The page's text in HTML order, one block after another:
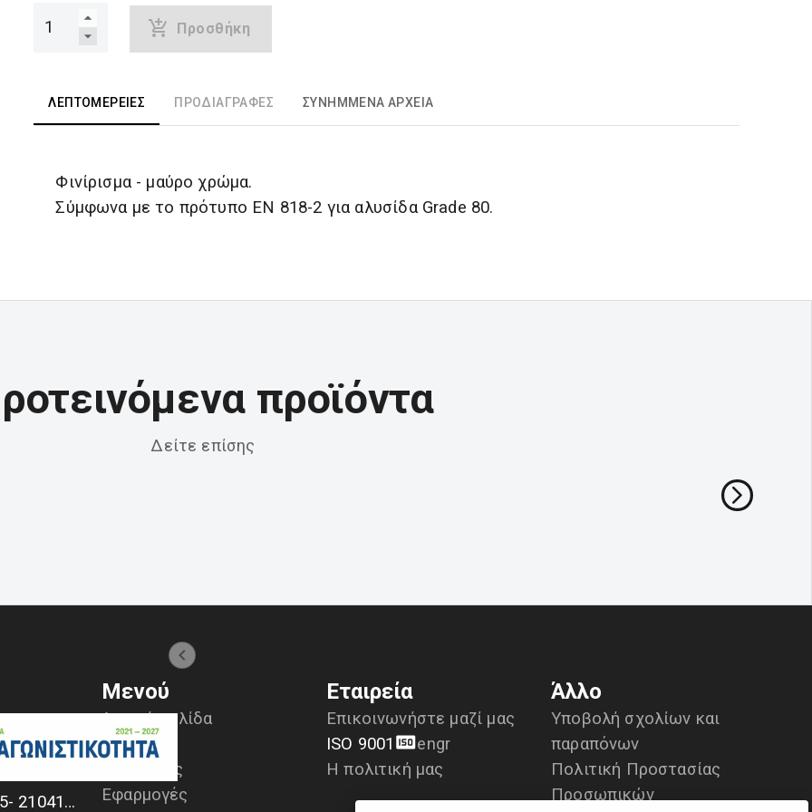
Προσθήκη
ΛΕΠΤΟΜΈΡΕΙΕΣ ΠΡΟΔΙΑΓΡΑΦΈΣ ΣΥΝΗΜΜΈΝΑ ΑΡΧΕΊΑ
Φινίρισμα - μαύρο χρώμα.
Σύμφωνα με το πρότυπο EN 818-2 για αλυσίδα Grade 80.
προϊόντα
Δείτε επίσης
+30 2104170709 - 2104175729- 2104111335- 2104127501
Μενού
Αρχική σελίδα
Προϊόντα
Υπηρεσίες
Εφαρμογές
Εταιρεία
Επικοινωνήστε μαζί μας
ISO 9001
engr
Η πολιτική μας
Άλλο
Υποβολή σχολίων και
παραπόνων
Πολιτική Προστασίας
Προσωπικών